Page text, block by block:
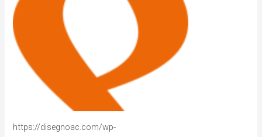
https://disegnoac.com/wp-